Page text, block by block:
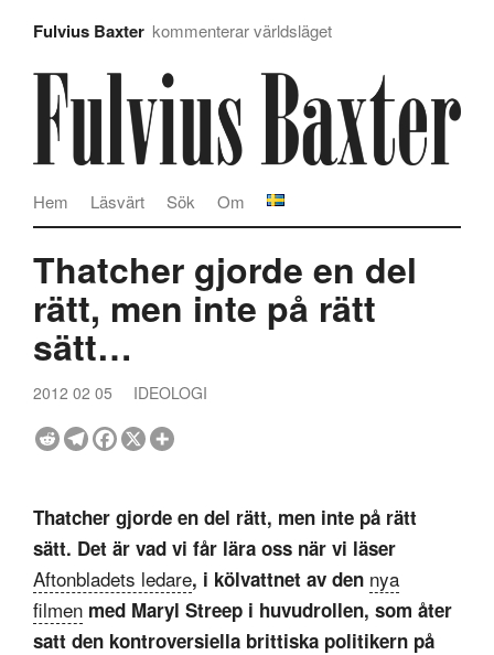
Fulvius Baxter kommenterar världsläget
Om
Sök
Läsvärt
Hem
Thatcher gjorde en del
rätt, men inte på rätt
sätt…
2012 02 05 IDEOLOGI
Thatcher gjorde en del rätt, men inte på rätt
sätt. Det är vad vi får lära oss när vi läser
Aftonbladets ledare, i kölvattnet av den nya
filmen med Maryl Streep i huvudrollen, som åter
satt den kontroversiella brittiska politikern på